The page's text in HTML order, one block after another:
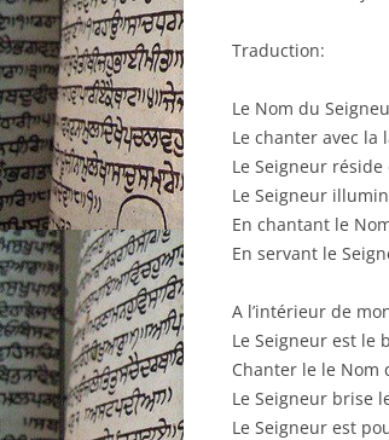
Traduction:
Le Nom du
Le chanter avec la
Le Seigneur
Le Seigneur
En chantant le
En servant le
A l’intérieur de
Le Seigneur est le
Chanter le le Nom
Le Seigneur brise
Le Seigneur est